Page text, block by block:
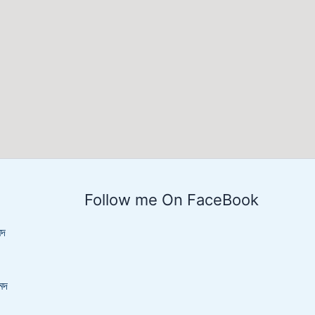
Follow me On FaceBook